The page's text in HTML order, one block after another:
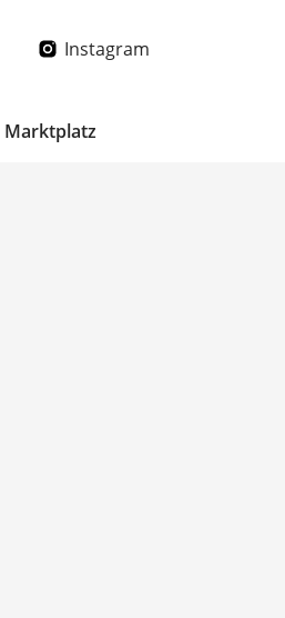
Instagram
Marktplatz